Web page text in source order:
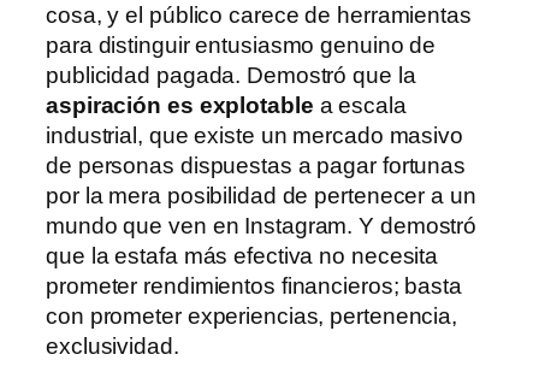
cosa, y el público carece de herramientas
para distinguir entusiasmo genuino de
publicidad pagada. Demostró que la
aspiración es explotable a escala
industrial, que existe un mercado masivo
de personas dispuestas a pagar fortunas
por la mera posibilidad de pertenecer a un
mundo que ven en Instagram. Y demostró
que la estafa más efectiva no necesita
prometer rendimientos financieros; basta
con prometer experiencias, pertenencia,
exclusividad.